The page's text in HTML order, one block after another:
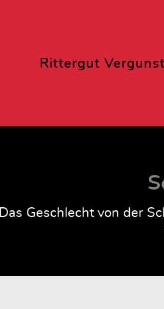
Rittergut Vergunst
Das Geschlecht von der